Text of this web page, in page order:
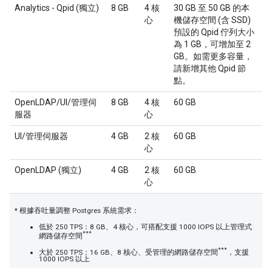
Analytics - Qpid (獨立) 8 GB
4 核
心
30 GB 至 50 GB 的本
機儲存空間 (含 SSD)
預設的 Qpid 佇列大小
為 1 GB，可增加至 2
GB。如需更多容量，
請新增其他 Qpid 節
點。
OpenLDAP/UI/管理伺
服器
8 GB
4 核
心
60 GB
UI/管理伺服器 4 GB
2 核
心
60 GB
OpenLDAP (獨立) 4 GB
2 核
心
60 GB
* 根據吞吐量調整 Postgres 系統需求：
低於 250 TPS：8 GB、4 核心，可搭配支援 1000 IOPS 以上管理式
網路儲存空間***
大於 250 TPS：16 GB、8 核心、受管理的網路儲存空間*** ，支援
1000 IOPS 以上